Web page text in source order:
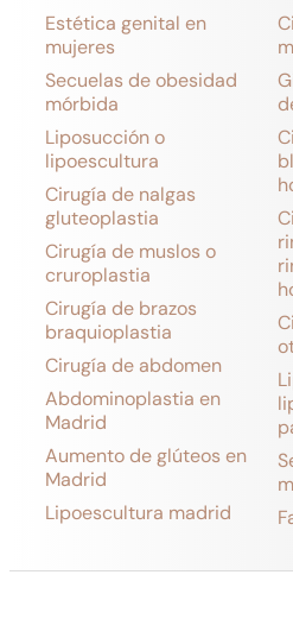
Estética genital en
mujeres
Secuelas de obesidad
mórbida
Liposucción o
lipoescultura
Cirugía de nalgas
gluteoplastia
Cirugía de muslos o
cruroplastia
Cirugía de brazos
braquioplastia
Cirugía de abdomen
Abdominoplastia en
Madrid
Aumento de glúteos en
Madrid
Lipoescultura madrid